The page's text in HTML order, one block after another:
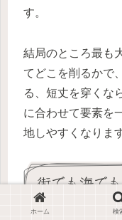
す。
結局のところ最も
てどこを削るかで
る、短丈を穿くな
に合わせて要素を
地しやすくなりま
街でも海で
の条件
ホーム 検